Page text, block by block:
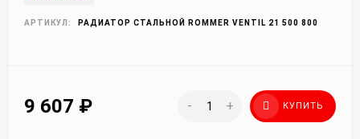
АРТИКУЛ: РАДИАТОР СТАЛЬНОЙ ROMMER VENTIL 21 500 800
9 607 ₽ - + КУПИТЬ